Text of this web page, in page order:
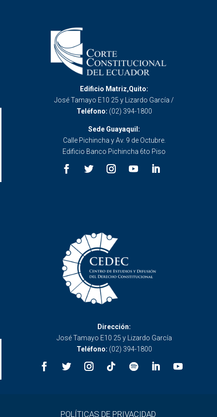
Edificio Matriz,Quito:
José Tamayo E10 25 y Lizardo García /
Teléfono: (02) 394-1800
Sede Guayaquil:
Calle Pichincha y Av. 9 de Octubre.
Edificio Banco Pichincha 6to Piso
Dirección:
José Tamayo E10 25 y Lizardo García
Teléfono: (02) 394-1800
POLÍTICAS DE PRIVACIDAD